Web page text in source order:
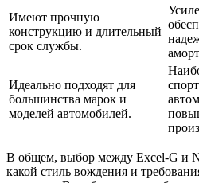
Имеют прочную
конструкцию и длительный
срок службы.
Идеально подходят для
большинства марок и
моделей автомобилей.
В общем, выбор между Excel-G и
какой стиль вождения и